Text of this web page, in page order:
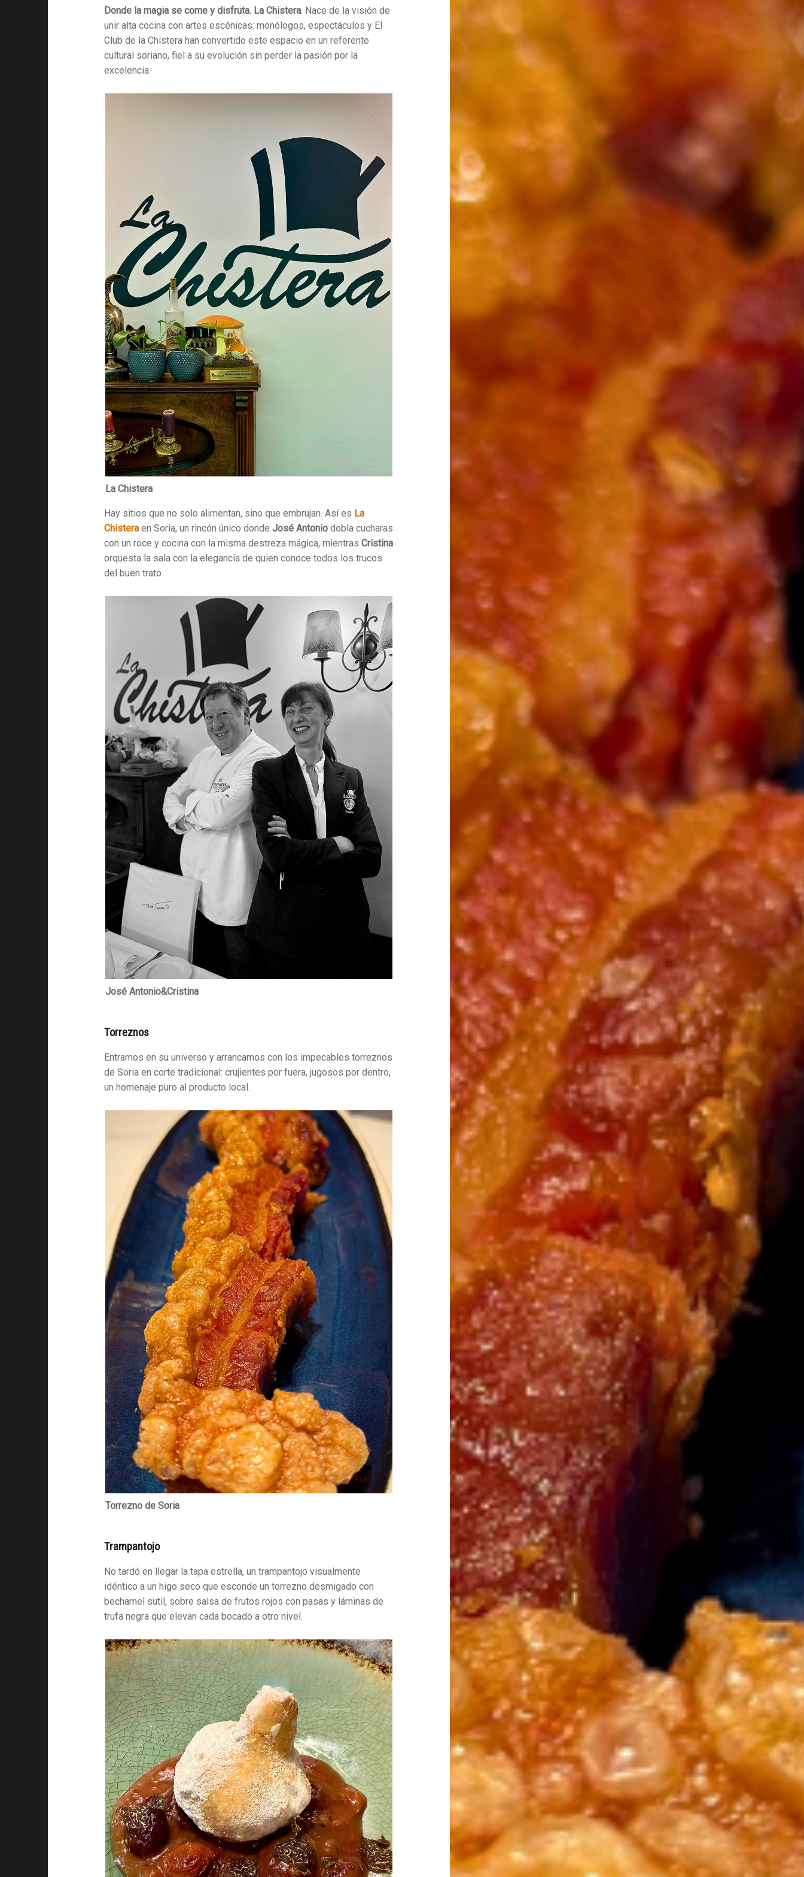
Donde la magia se come y disfruta. La Chistera . Nace de la visión de
unir alta cocina con artes escénicas: monólogos, espectáculos y El
Club de la Chistera han convertido este espacio en un referente
cultural soriano, fiel a su evolución sin perder la pasión por la
excelencia.
La Chistera
Hay sitios que no solo alimentan, sino que embrujan. Así es La
Chistera en Soria, un rincón único dondeJosé Antonio dobla cucharas
con un roce y cocina con la misma destreza mágica, mientrasCristina
orquesta la sala con la elegancia de quien conoce todos los trucos
del buen trato.
José Antonio&Cristina
Torreznos
Entramos en su universo y arrancamos con los impecables torreznos
de Soria en corte tradicional: crujientes por fuera, jugosos por dentro,
un homenaje puro al producto local.
Torrezno de Soria
Trampantojo
No tardó en llegar la tapa estrella, un trampantojo visualmente
idéntico a un higo seco que esconde un torrezno desmigado con
bechamel sutil, sobre salsa de frutos rojos con pasas y láminas de
trufa negra que elevan cada bocado a otro nivel.